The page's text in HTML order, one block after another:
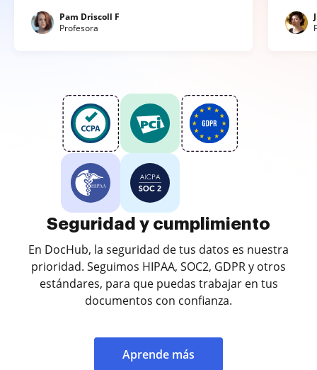
Pam Driscoll F
Profesora
Seguridad y cumplimiento
En DocHub, la seguridad de tus datos es nuestra
prioridad. Seguimos HIPAA, SOC2, GDPR y otros
estándares, para que puedas trabajar en tus
documentos con confianza.
Aprende más